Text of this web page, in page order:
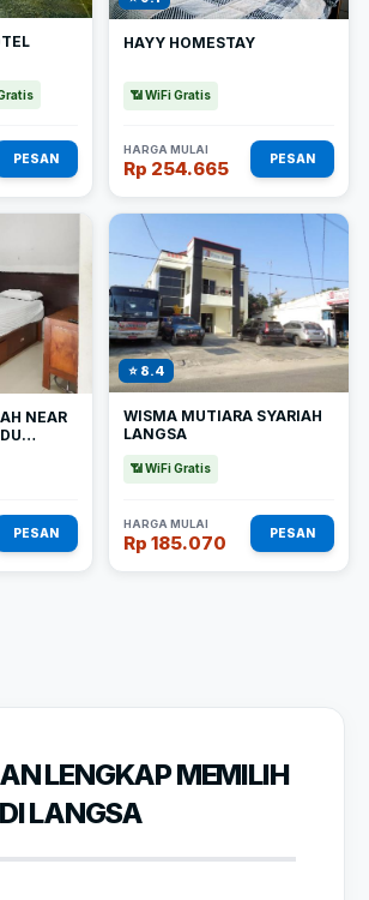
PESAN
HAYY HOMESTAY
📶 WiFi Gratis
HARGA MULAI
Rp 254.665 PESAN
NEAR
PESAN
⭐ 8.4
WISMA MUTIARA SYARIAH
LANGSA
📶 WiFi Gratis
HARGA MULAI
Rp 185.070 PESAN
LENGKAP MEMILIH
LANGSA